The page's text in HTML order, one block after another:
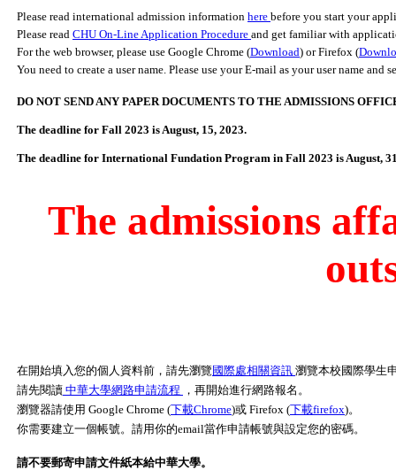
Please read international admission information here before you start your
Please read CHU On-Line Application Procedure and get familiar with
For the web browser, please use Google Chrome (Download) or Firefox (
You need to create a user name. Please use your E-mail as your user name and
DO NOT SEND ANY PAPER DOCUMENTS TO THE ADMISSIONS
The deadline for Fall 2023 is August, 15, 2023.
The deadline for International Fundation Program in Fall 2023 is August,
The admissions
在開始填入您的個人資料前，請先瀏覽國際處相關資訊 瀏覽本校國際學生
請先閱讀 中華大學網路申請流程
，再開始進行網路報名。
瀏覽器請使用 Google Chrome (下載Chrome)或 Firefox (下載firefox)。
你需要建立一個帳號。請用你的email當作申請帳號與設定您的密碼。
請不要郵寄申請文件紙本給中華大學。